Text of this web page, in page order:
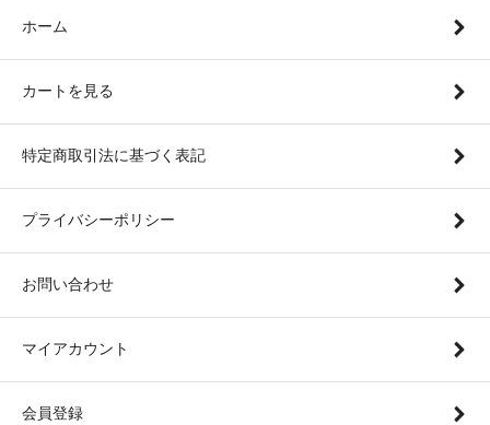
ホーム
カートを見る
特定商取引法に基づく表記
プライバシーポリシー
お問い合わせ
マイアカウント
会員登録